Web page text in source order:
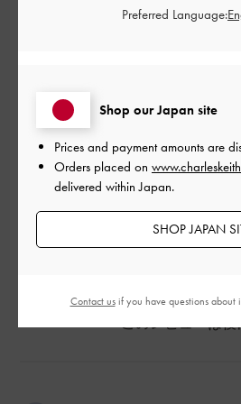
ています。また服装もカジュアルor綺
デザイン
とてもよかった
品質
よかった
このレビューは
Shop our Japan site
Prices and payment amounts are
Orders placed on
delivered within Japan.
SHOP JAPAN
Preferred Language:
Contact usif you have questions about